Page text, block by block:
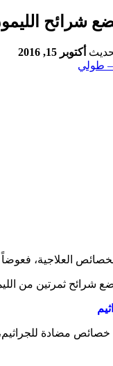
أكتوبر 15, 2016
الخصائص العلاجية،
خصائص مضادة